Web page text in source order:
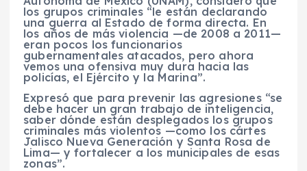
los grupos criminales “le están declarando
una guerra al Estado de forma directa. En
los años de más violencia —de 2008 a 2011—
eran pocos los funcionarios
gubernamentales atacados, pero ahora
vemos una ofensiva muy dura hacia las
policías, el Ejército y la Marina”.
Expresó que para prevenir las agresiones “se
debe hacer un gran trabajo de inteligencia,
saber dónde están desplegados los grupos
criminales más violentos —como los cártes
Jalisco Nueva Generación y Santa Rosa de
Lima— y fortalecer a los municipales de esas
zonas”.